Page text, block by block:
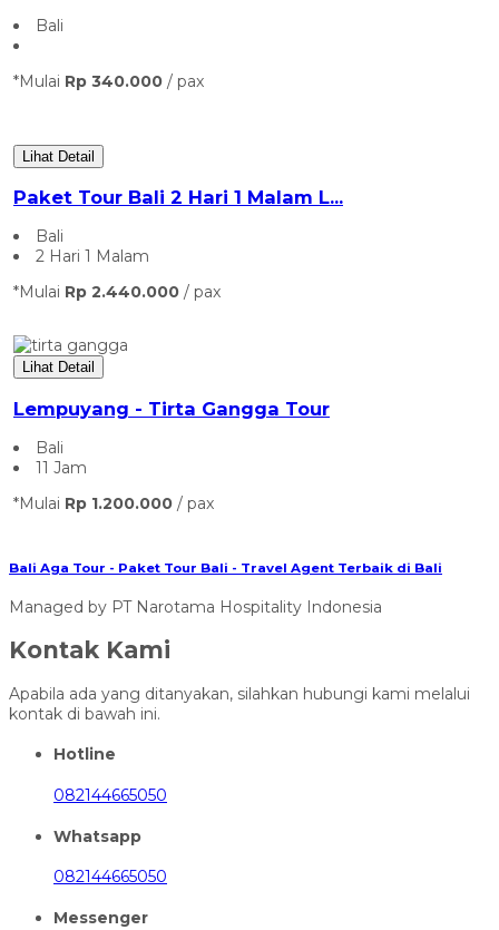
Bali Aga Tour - Paket Tour Bali - Travel Agent Terbaik di Bali
Managed by PT Narotama Hospitality Indonesia
Kontak Kami
Apabila ada yang ditanyakan, silahkan hubungi kami melalui
kontak di bawah ini.
Hotline
082144665050
Whatsapp
082144665050
Messenger